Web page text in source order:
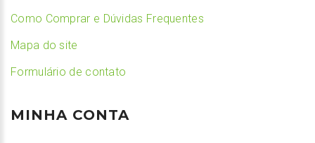
Como Comprar e Dúvidas Frequentes
Mapa do site
Formulário de contato
MINHA CONTA